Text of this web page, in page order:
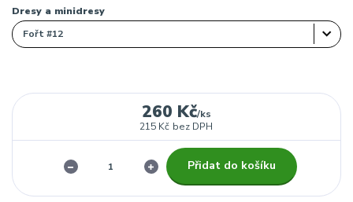
Dresy a minidresy
260 Kč/ks
215 Kč bez DPH
Přidat do košíku